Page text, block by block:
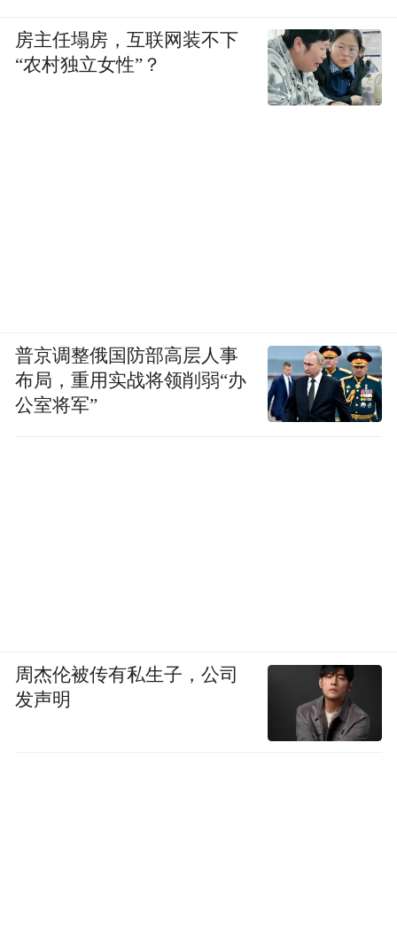
房主任塌房，互联网装不下
“农村独立女性”？
普京调整俄国防部高层人事
布局，重用实战将领削弱“办
公室将军”
周杰伦被传有私生子，公司
发声明